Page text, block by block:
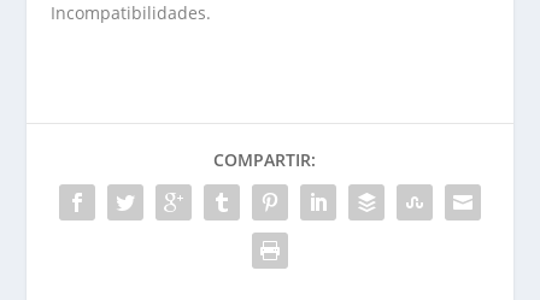
Incompatibilidades.
COMPARTIR: